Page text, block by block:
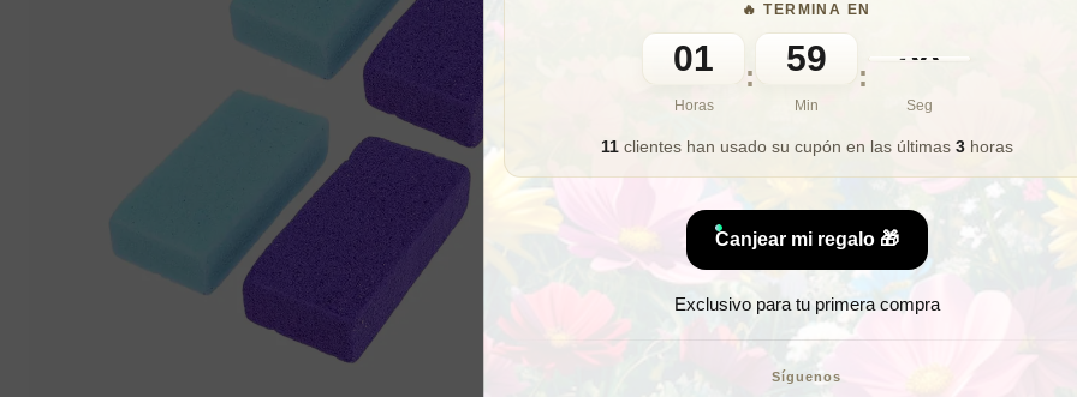
🔥 TERMINA EN
01
Horas
: 59
Min
:
36
Seg
11clientes han usado su cupón en las últimas 3horas
Canjear mi regalo 🎁
Exclusivo para tu primera compra
Síguenos
🎁 Lo quiero para regalo
Pack de 4 unidades de
eliminar las durezas y
están fabricadas con
suave y seguro para la piel.
Con este pack de 4
durante mucho tiempo.
sencillo eliminar las